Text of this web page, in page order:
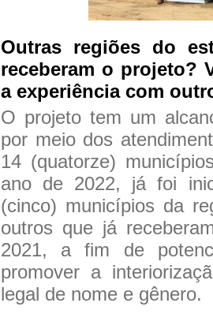
Outras regiões do
receberam o projeto?
a experiência com
O projeto tem um
por meio dos
14 (quatorze)
ano de 2022, já foi
(cinco) municípios da
outros que já
2021, a fim de
promover a
legal de nome e gênero.